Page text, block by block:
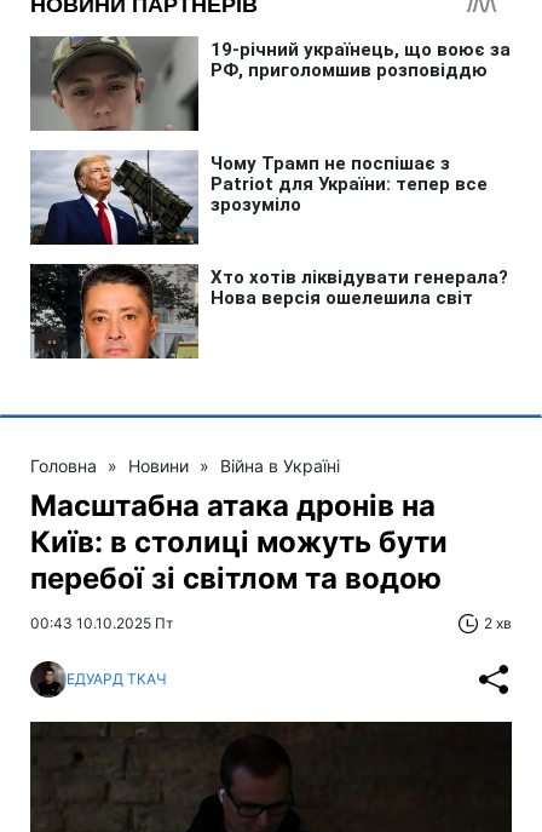
Головна » Новини » Війна в Україні
Масштабна атака дронів на
Київ: в столиці можуть бути
перебої зі світлом та водою
00:43 10.10.2025 Пт 2 хв
ЕДУАРД ТКАЧ